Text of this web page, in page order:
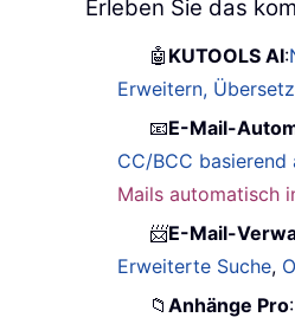
Erleben Sie das
🤖 KUTOOLS AI:
Erweitern,
📧E-Mail-
CC/BCC
Mails automatisch
📨E-Mail-
Erweiterte Suche,
📁Anhänge Pro: